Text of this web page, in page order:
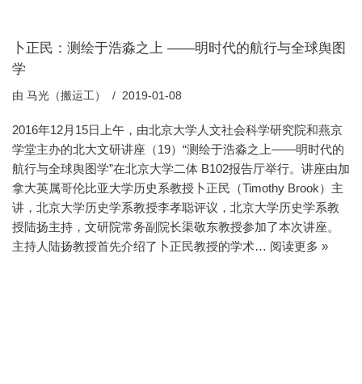
卜正民：测绘于浩淼之上 ——明时代的航行与全球舆图
学
由 马光（搬运工） 2019-01-08
2016年12月15日上午，由北京大学人文社会科学研究院和燕京
学堂主办的北大文研讲座（19）“测绘于浩淼之上——明时代的
航行与全球舆图学”在北京大学二体 B102报告厅举行。讲座由加
拿大英属哥伦比亚大学历史系教授卜正民（Timothy Brook）主
讲，北京大学历史学系教授李孝聪评议，北京大学历史学系教
授陆扬主持，文研院常务副院长渠敬东教授参加了本次讲座。
主持人陆扬教授首先介绍了卜正民教授的学术… 阅读更多 »